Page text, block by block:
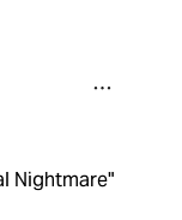
Nightmare"